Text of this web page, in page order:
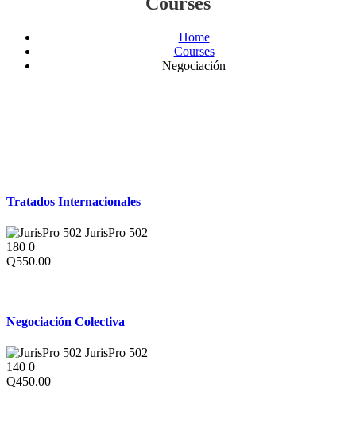
Home
Courses
Negociación
Tratados Internacionales
JurisPro 502
180 0
Q550.00
Negociación Colectiva
JurisPro 502
140 0
Q450.00